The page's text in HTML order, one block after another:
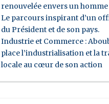
renouvelée envers un
Le parcours inspirant d’un
du Président et de son pays.
Industrie et Commerce :
place l’industrialisation et la
locale au cœur de son action